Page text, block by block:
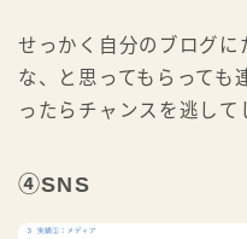
せっかく自分のブログに
な、と思ってもらっても
ったらチャンスを逃して
④SNS